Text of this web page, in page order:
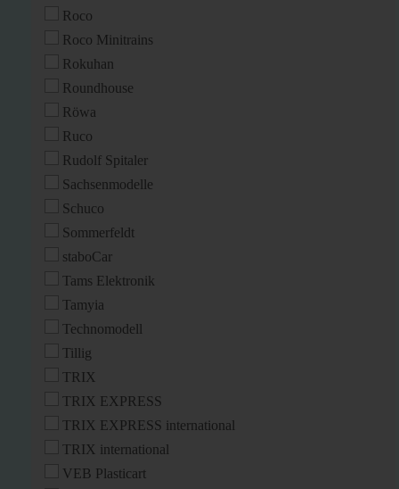
Roco
Roco Minitrains
Rokuhan
Roundhouse
Röwa
Ruco
Rudolf Spitaler
Sachsenmodelle
Schuco
Sommerfeldt
staboCar
Tams Elektronik
Tamyia
Technomodell
Tillig
TRIX
TRIX EXPRESS
TRIX EXPRESS international
TRIX international
VEB Plasticart